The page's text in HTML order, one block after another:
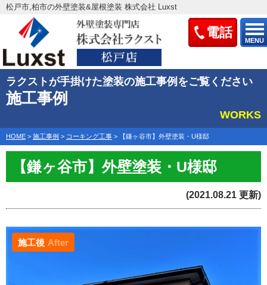
電話
MENU
松戸市,柏市の外壁塗装&屋根塗装 株式会社 Luxst
ラクストが手掛けた塗装の施工事例をご覧ください
施工事例
WORKS
HOME > 施工事例 > コーキング工事 > 【鎌ヶ谷市】外壁塗装・U様邸
【鎌ヶ谷市】外壁塗装・U様邸
(2021.08.21 更新)
施工後 After